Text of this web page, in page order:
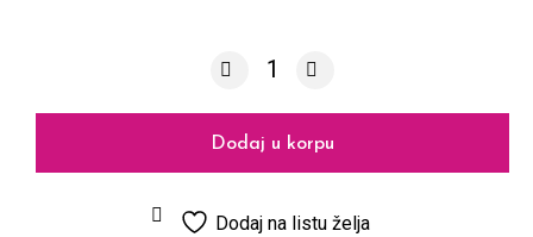
Aranžman A17 količina
Dodaj u korpu
Dodaj na listu želja